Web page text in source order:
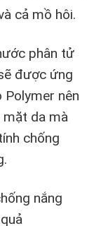
cả mồ hôi.
phân tử
được ứng
Polymer nên
mặt da mà
chống